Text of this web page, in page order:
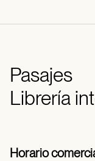
Pasajes
Librería
Horario